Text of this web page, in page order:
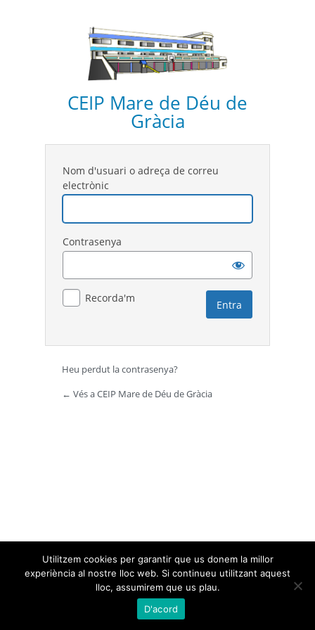
CEIP Mare de Déu de
Gràcia
Nom d'usuari o adreça de correu
electrònic
Contrasenya
Recorda'm
Heu perdut la contrasenya?
← Vés a CEIP Mare de Déu de Gràcia
Utilitzem cookies per garantir que us donem la millor
experiència al nostre lloc web. Si continueu utilitzant aquest
lloc, assumirem que us plau.
D'acord